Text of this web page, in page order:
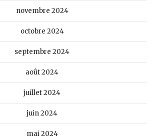
novembre 2024
octobre 2024
septembre 2024
août 2024
juillet 2024
juin 2024
mai 2024